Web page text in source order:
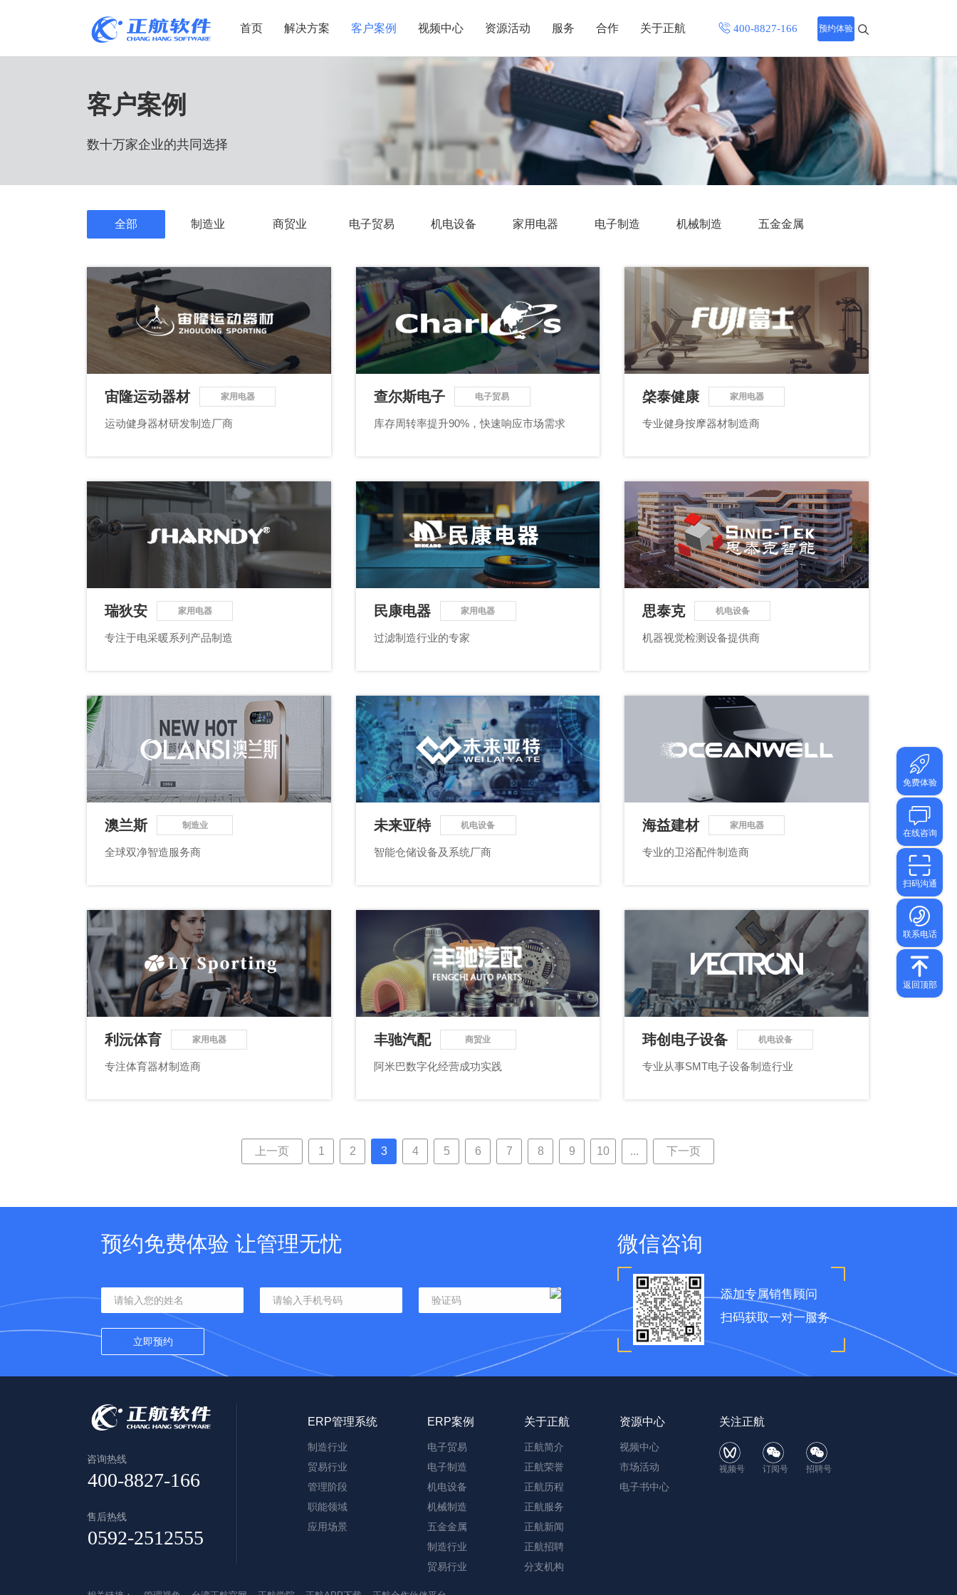
首页 解决方案
制造业
非标自动化
五金行业
PCB行业
塑胶加工
查看更多>
IC贸易行业
工贸一体型
整合型贸易
查看更多>
生产管理
仓库管理
采购管理
成本核算
质量管理
研发管理
数字车间
进销存管理
查看更多>
应用场景
APS排程
配置BOM
管理看板
智能物流
交期管理
物料齐套
数据可视化
替代料管理
查看更多>
客户案例
商贸业
家用电器
视频中心 资源活动
管理热点
市场活动
电子书中心
服务
服务体系
合作 关于正航
了解正航
正航简介
正航历程
正航荣誉
正航文化
新闻动态
招聘中心
联系正航
网站导航
预约体验
客户案例
数十万家企业的共同选择
全部 制造业 商贸业 电子贸易 机电设备 家用电器 电子制造 机械制造 五金金属
宙隆运动器材 家用电器
运动健身器材研发制造厂商
查尔斯电子 电子贸易
库存周转率提升90%，快速响应市场需求
棨泰健康 家用电器
专业健身按摩器材制造商
瑞狄安 家用电器
专注于电采暖系列产品制造
民康电器 家用电器
过滤制造行业的专家
思泰克 机电设备
机器视觉检测设备提供商
澳兰斯 制造业
全球双净智造服务商
未来亚特 机电设备
智能仓储设备及系统厂商
海益建材 家用电器
专业的卫浴配件制造商
利沅体育 家用电器
专注体育器材制造商
丰驰汽配 商贸业
阿米巴数字化经营成功实践
玮创电子设备 机电设备
专业从事SMT电子设备制造行业
上一页 1 2 3 4 5 6 7 8 9 10 ... 下一页
预约免费体验 让管理无忧 微信咨询
添加专属销售顾问
扫码获取一对一服务
咨询热线
售后热线
ERP管理系统
制造行业
贸易行业
管理阶段
职能领域
应用场景
ERP案例
电子贸易
电子制造
机电设备
机械制造
五金金属
制造行业
贸易行业
关于正航
正航简介
正航荣誉
正航历程
正航服务
正航新闻
正航招聘
分支机构
资源中心
视频中心
市场活动
电子书中心
关注正航
视频号 订阅号 招聘号